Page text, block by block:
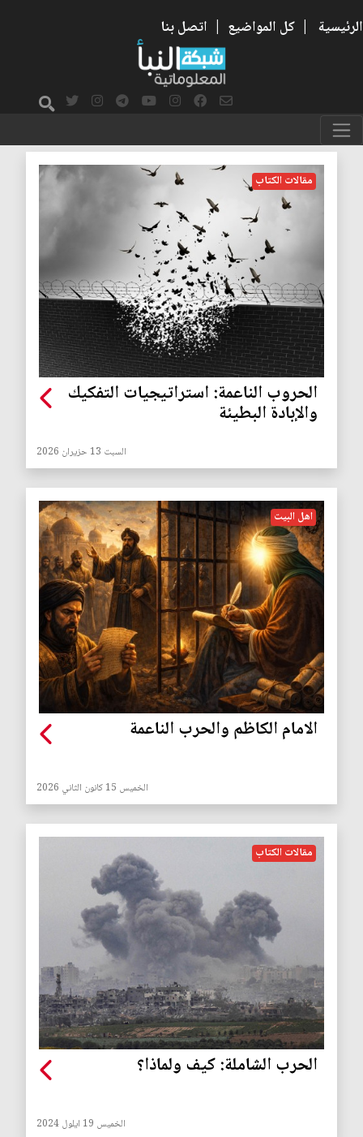
الرئيسية | كل المواضيع | اتصل بنا
الحرب الناعمة
مقالات الكتاب
الحروب الناعمة: استراتيجيات التفكيك
والإبادة البطيئة
السبت 13 حزيران 2026
اهل البيت
الامام الكاظم والحرب الناعمة
الخميس 15 كانون الثاني 2026
مقالات الكتاب
الحرب الشاملة: كيف ولماذا؟
الخميس 19 ايلول 2024